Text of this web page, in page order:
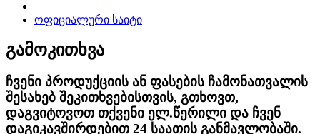
ოფიციალური საიტი
გამოკითხვა
ჩვენი პროდუქციის ან ფასების ჩამონათვალის
შესახებ შეკითხვებისთვის, გთხოვთ,
დაგვიტოვოთ თქვენი ელ.წერილი და ჩვენ
დაგიკავშირდებით 24 საათის განმავლობაში.